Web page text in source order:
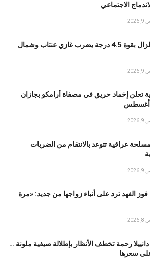
الاجتماعي
تركيا: زلزال بقوة 4.5 درجة يضرب غازي عنتاب وشمال
تعلن إخماد حريق في مصفاة أرامكو بجازان
عراقية تتوعد بالانتقام من الضربات
فوز الفهد ترد على أنباء زواجها من جديد: «مرة
دانييلا رحمة تخطف الأنظار بإطلالة صيفية ملونة …
سعرها